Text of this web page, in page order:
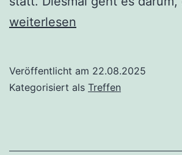
weiterlesen
Veröffentlicht am 22.08.2025
Kategorisiert als Treffen